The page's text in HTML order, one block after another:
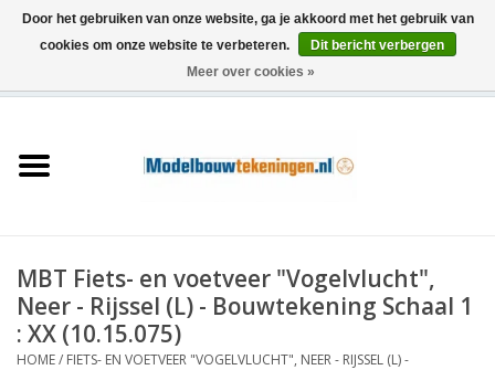
Schepen
Houtbouw
Scenery
MBT Fiets- en voetveer "Vogelvlucht",
Neer - Rijssel (L) - Bouwtekening Schaal 1
: XX (10.15.075)
HOME/ FIETS- EN VOETVEER "VOGELVLUCHT", NEER - RIJSSEL (L) -
Door het gebruiken van onze website, ga je akkoord met het gebruik van
cookies om onze website te verbeteren.
Dit bericht verbergen
Meer over cookies »